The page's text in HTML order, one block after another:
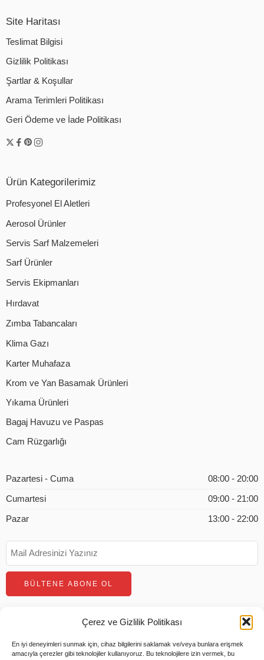
Çerez ve Gizlilik Politikası
En iyi deneyimleri sunmak için, cihaz bilgilerini saklamak ve/veya bunlara erişmek
amacıyla çerezler gibi teknolojiler kullanıyoruz. Bu teknolojilere izin vermek, bu
Site Haritası
Teslimat Bilgisi
Gizlilik Politikası
Şartlar & Koşullar
Arama Terimleri Politikası
Geri Ödeme ve İade Politikası
Ürün Kategorilerimiz
Profesyonel El Aletleri
Aerosol Ürünler
Servis Sarf Malzemeleri
Sarf Ürünler
Servis Ekipmanları
Hırdavat
Zımba Tabancaları
Klima Gazı
Karter Muhafaza
Krom ve Yan Basamak Ürünleri
Yıkama Ürünleri
Bagaj Havuzu ve Paspas
Cam Rüzgarlığı
Pazartesi - Cuma 08:00 - 20:00
Cumartesi 09:00 - 21:00
Pazar 13:00 - 22:00